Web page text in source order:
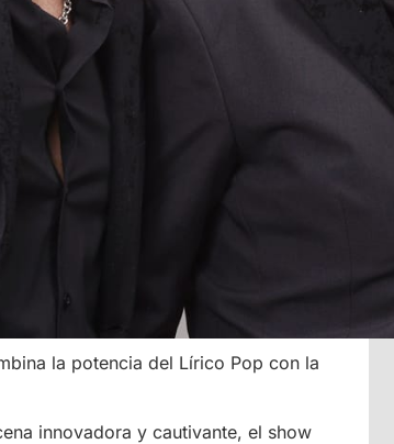
la potencia del Lírico Pop con la
innovadora y cautivante, el show